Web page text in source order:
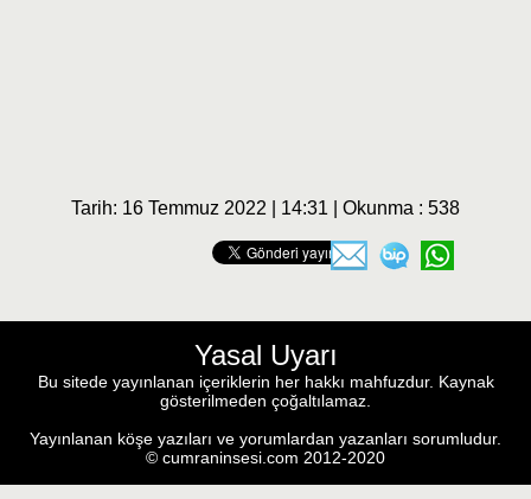
Tarih: 16 Temmuz 2022 | 14:31 | Okunma : 538
Yasal Uyarı
Bu sitede yayınlanan içeriklerin her hakkı mahfuzdur. Kaynak
gösterilmeden çoğaltılamaz.
Yayınlanan köşe yazıları ve yorumlardan yazanları sorumludur.
© cumraninsesi.com 2012-2020